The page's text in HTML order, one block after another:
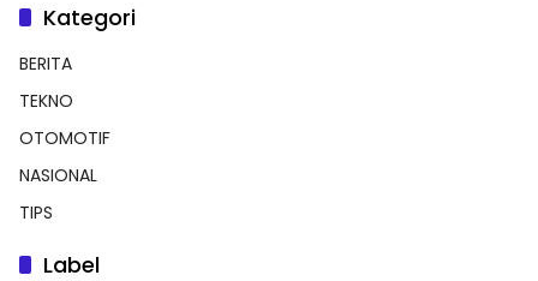
Kategori
BERITA
TEKNO
OTOMOTIF
NASIONAL
TIPS
Label